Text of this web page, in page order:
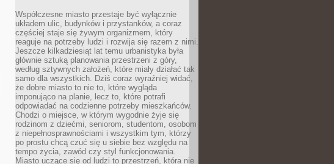
Współczesne miasto przestaje być wyłącznie
układem ulic, budynków i przystanków, a coraz
częściej staje się żywym organizmem, który
reaguje na potrzeby ludzi i rozwija się razem z nimi.
Jeszcze kilkadziesiąt lat temu urbanistyka była
głównie sztuką planowania przestrzeni z góry,
według sztywnych założeń, które miały działać tak
samo dla wszystkich. Dziś coraz wyraźniej widać,
że dobre miasto to nie to, które wygląda
imponująco na planie, lecz to, które potrafi
odpowiadać na codzienne potrzeby mieszkańców.
Chodzi o miejsce, w którym wygodnie żyje się
rodzinom z dziećmi, seniorom, studentom, osobom
z niepełnosprawnościami i wszystkim tym, którzy
po prostu chcą czuć się u siebie bez względu na
tempo życia, zawód czy styl funkcjonowania.
Miasto uczące się od ludzi to przestrzeń, która nie